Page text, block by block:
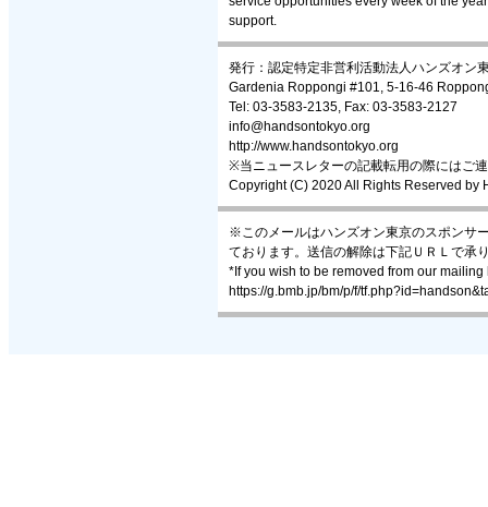
support.
発行：認定特定非営利活動法人ハンズオン
Gardenia Roppongi #101, 5-16-46
Tel: 03-3583-2135, Fax: 03-3583-2127
info@handsontokyo.org
http://www.handsontokyo.org
※当ニュースレターの記載転用の際にはご
Copyright (C) 2020 All Rights Reserved by
※このメールはハンズオン東京のスポンサ
ております。送信の解除は下記ＵＲＬで承
*If you wish to be removed from our
https://g.bmb.jp/bm/p/f/